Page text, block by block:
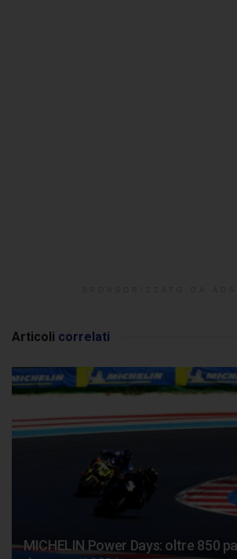
Articoli correlati
MICHELIN Power Days: oltre 850